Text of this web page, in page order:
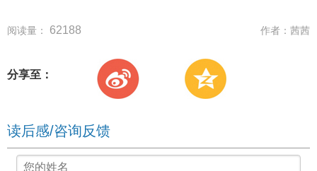
阅读量： 62188 作者： 茜茜
分享至：
读后感/咨询反馈